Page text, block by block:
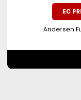
EC
Andersen